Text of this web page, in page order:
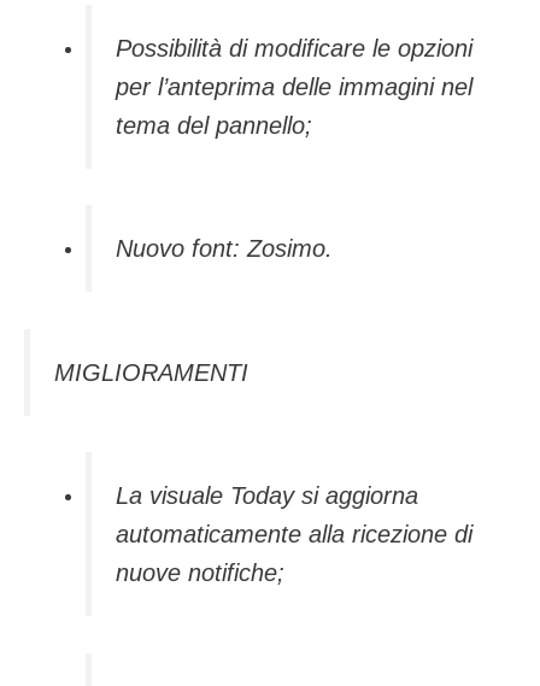
Possibilità di modificare le opzioni
per l’anteprima delle immagini nel
tema del pannello;
Nuovo font: Zosimo.
MIGLIORAMENTI
La visuale Today si aggiorna
automaticamente alla ricezione di
nuove notifiche;